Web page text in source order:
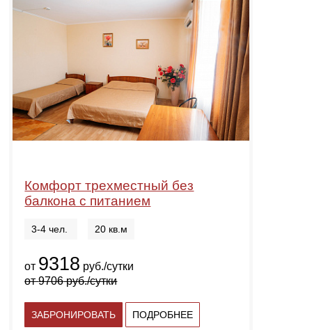
Комфорт трехместный без
балкона с питанием
3-4 чел. 20 кв.м
от 9318 руб./сутки
от9706руб./сутки
ЗАБРОНИРОВАТЬ ПОДРОБНЕЕ